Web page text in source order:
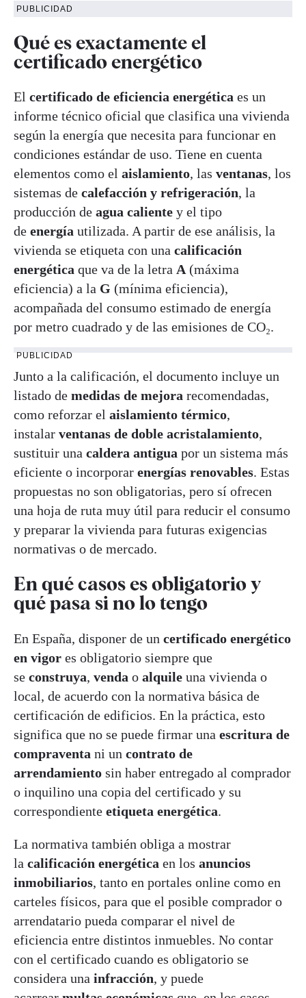
PUBLICIDAD
Qué es exactamente el
certificado energético
El certificado de eficiencia energética es un
informe técnico oficial que clasifica una vivienda
según la energía que necesita para funcionar en
condiciones estándar de uso. Tiene en cuenta
elementos como el aislamiento, las ventanas, los
sistemas de calefacción y refrigeración, la
producción de agua caliente y el tipo
de energía utilizada. A partir de ese análisis, la
vivienda se etiqueta con una calificación
energética que va de la letra A (máxima
eficiencia) a la G (mínima eficiencia),
acompañada del consumo estimado de energía
por metro cuadrado y de las emisiones de CO₂.
PUBLICIDAD
Junto a la calificación, el documento incluye un
listado de medidas de mejora recomendadas,
como reforzar el aislamiento térmico,
instalar ventanas de doble acristalamiento,
sustituir una caldera antigua por un sistema más
eficiente o incorporar energías renovables. Estas
propuestas no son obligatorias, pero sí ofrecen
una hoja de ruta muy útil para reducir el consumo
y preparar la vivienda para futuras exigencias
normativas o de mercado.
En qué casos es obligatorio y
qué pasa si no lo tengo
En España, disponer de un certificado energético
en vigor es obligatorio siempre que
se construya, venda o alquile una vivienda o
local, de acuerdo con la normativa básica de
certificación de edificios. En la práctica, esto
significa que no se puede firmar una escritura de
compraventa ni un contrato de
arrendamiento sin haber entregado al comprador
o inquilino una copia del certificado y su
correspondiente etiqueta energética.
La normativa también obliga a mostrar
la calificación energética en los anuncios
inmobiliarios, tanto en portales online como en
carteles físicos, para que el posible comprador o
arrendatario pueda comparar el nivel de
eficiencia entre distintos inmuebles. No contar
con el certificado cuando es obligatorio se
considera una infracción, y puede